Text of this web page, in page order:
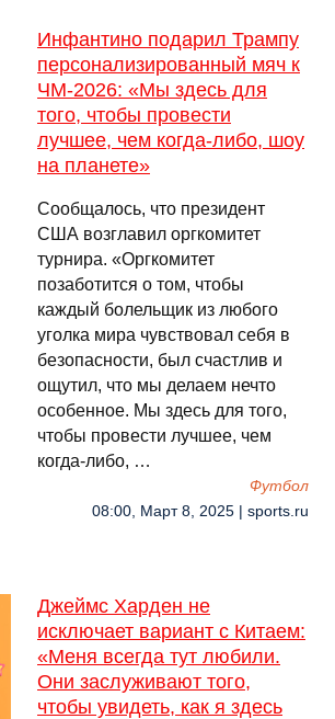
Инфантино подарил Трампу
персонализированный мяч к
ЧМ-2026: «Мы здесь для
того, чтобы провести
лучшее, чем когда-либо, шоу
на планете»
Сообщалось, что президент
США возглавил оргкомитет
турнира. «Оргкомитет
позаботится о том, чтобы
каждый болельщик из любого
уголка мира чувствовал себя в
безопасности, был счастлив и
ощутил, что мы делаем нечто
особенное. Мы здесь для того,
чтобы провести лучшее, чем
когда-либо, …
Футбол
08:00, Март 8, 2025 | sports.ru
Джеймс Харден не
исключает вариант с Китаем:
«Меня всегда тут любили.
Они заслуживают того,
чтобы увидеть, как я здесь